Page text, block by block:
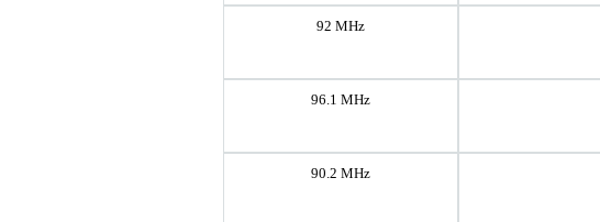
92 MHz
96.1 MHz
90.2 MHz